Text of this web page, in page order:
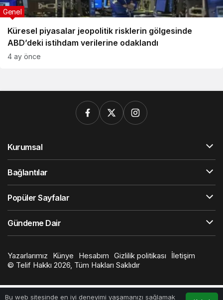
Küresel piyasalar jeopolitik risklerin gölgesinde
ABD’deki istihdam verilerine odaklandı
Genel
4 ay önce
Bu web sitesinde en iyi deneyimi yaşamanızı sağlamak
Kurumsal
Bağlantılar
Popüler Sayfalar
Gündeme Dair
Yazarlarımız Künye Hesabım Gizlilik politikası
İletişim
© Telif Hakkı 2026, Tüm Hakları Saklıdır